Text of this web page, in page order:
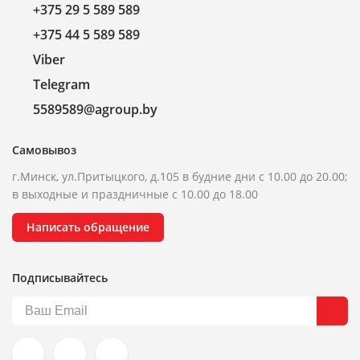
+375 29 5 589 589
+375 44 5 589 589
Viber
Telegram
5589589@agroup.by
Самовывоз
г.Минск, ул.Притыцкого, д.105 в будние дни с 10.00 до 20.00;
в выходные и праздничные с 10.00 до 18.00
Написать обращение
Подписывайтесь